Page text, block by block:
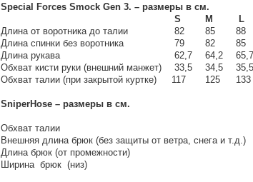
Special Forces Smock Gen 3. – размеры в см.
S
M L
Длина от воротника до талии
82 85 88
Длина спинки без воротника
79 82 85
Длина рукава
62,7 64,2 65,7
Обхват кисти руки (внешний манжет)
33,5 34,5 35,5
Обхват талии (при закрытой куртке)
117 125 133
SniperHose – размеры в см.
Обхват талии
Внешняя длина брюк (без защиты от ветра, снега и т.д.)
Длина брюк (от промежности)
Ширина брюк (низ)